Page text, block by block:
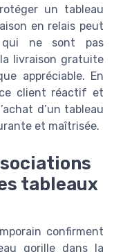
un tableau
en relais peut
ne sont pas
livraison gratuite
appréciable. En
client réactif et
d’un tableau
et maîtrisée.
tableaux
confirment
gorille dans la